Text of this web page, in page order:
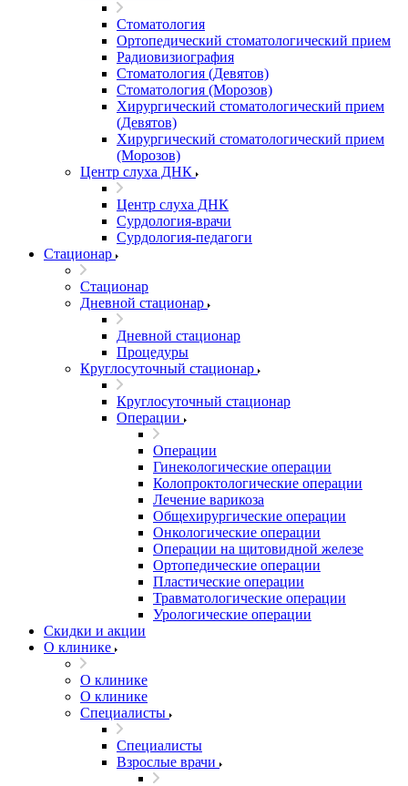
Стоматология
Ортопедический стоматологический прием
Радиовизиография
Стоматология (Девятов)
Стоматология (Морозов)
Хирургический стоматологический прием
(Девятов)
Хирургический стоматологический прием
(Морозов)
Центр слуха ДНК
Центр слуха ДНК
Сурдология-врачи
Сурдология-педагоги
Стационар
Стационар
Дневной стационар
Дневной стационар
Процедуры
Круглосуточный стационар
Круглосуточный стационар
Операции
Операции
Гинекологические операции
Колопроктологические операции
Лечение варикоза
Общехирургические операции
Онкологические операции
Операции на щитовидной железе
Ортопедические операции
Пластические операции
Травматологические операции
Урологические операции
Скидки и акции
О клинике
О клинике
О клинике
Специалисты
Специалисты
Взрослые врачи